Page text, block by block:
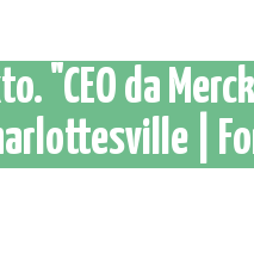
"CEO da
|